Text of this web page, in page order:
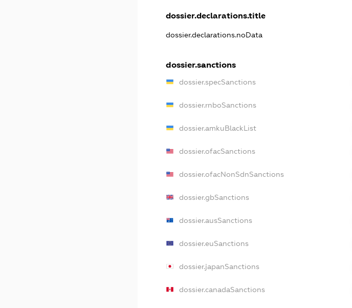
dossier.declarations.title
dossier.declarations.noData
dossier.sanctions
dossier.specSanctions
dossier.rnboSanctions
dossier.amkuBlackList
dossier.ofacSanctions
dossier.ofacNonSdnSanctions
dossier.gbSanctions
dossier.ausSanctions
dossier.euSanctions
dossier.japanSanctions
dossier.canadaSanctions